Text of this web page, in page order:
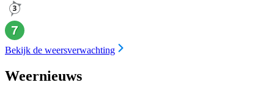
Bekijk de weersverwachting
Weernieuws